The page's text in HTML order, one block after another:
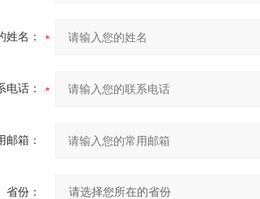
姓名：
电话：
邮箱：
省份：